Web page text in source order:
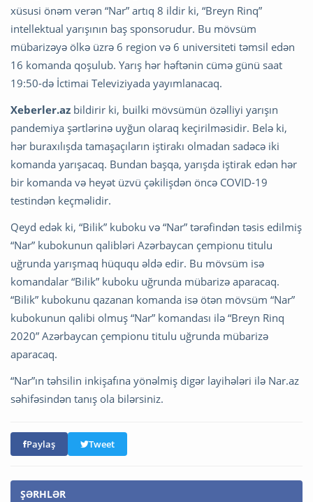
xüsusi önəm verən “Nar” artıq 8 ildir ki, “Breyn Rinq”
intellektual yarışının baş sponsorudur. Bu mövsüm
mübarizəyə ölkə üzrə 6 region və 6 universiteti təmsil edən
16 komanda qoşulub. Yarış hər həftənin cümə günü saat
19:50-də İctimai Televiziyada yayımlanacaq.
Xeberler.az bildirir ki, builki mövsümün özəlliyi yarışın
pandemiya şərtlərinə uyğun olaraq keçirilməsidir. Belə ki,
hər buraxılışda tamaşaçıların iştirakı olmadan sadəcə iki
komanda yarışacaq. Bundan başqa, yarışda iştirak edən hər
bir komanda və heyət üzvü çəkilişdən öncə COVID-19
testindən keçməlidir.
Qeyd edək ki, “Bilik” kuboku və “Nar” tərəfindən təsis edilmiş
“Nar” kubokunun qalibləri Azərbaycan çempionu titulu
uğrunda yarışmaq hüququ əldə edir. Bu mövsüm isə
komandalar “Bilik” kuboku uğrunda mübarizə aparacaq.
“Bilik” kubokunu qazanan komanda isə ötən mövsüm “Nar”
kubokunun qalibi olmuş “Nar” komandası ilə “Breyn Rinq
2020” Azərbaycan çempionu titulu uğrunda mübarizə
aparacaq.
“Nar”ın təhsilin inkişafına yönəlmiş digər layihələri ilə Nar.az
səhifəsindən tanış ola bilərsiniz.
Paylaş Tweet
ŞƏRHLƏR